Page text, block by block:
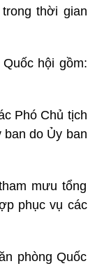
thời gian
hội gồm:
Phó Chủ tịch
ban do Ủy ban
mưu tổng
phục vụ các
phòng Quốc